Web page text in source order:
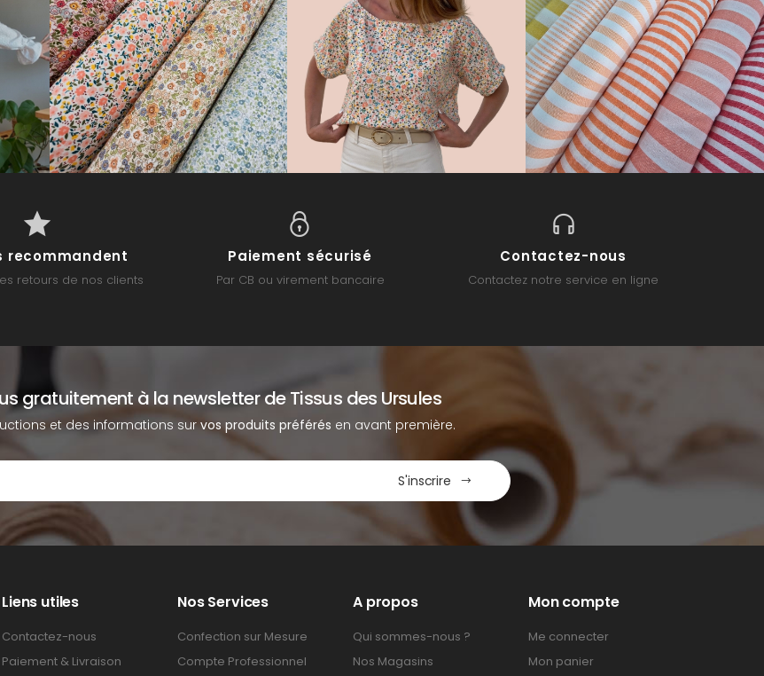
recommandent
retours de nos clients
Paiement sécurisé
Par CB ou virement bancaire
Contactez-nous
Contactez notre service en ligne
gratuitement à la newsletter de Tissus des Ursules
et des informations survos produits préférés en avant première.
S'inscrire
Liens utiles
Contactez-nous
Paiement & Livraison
Nos Services
Confection sur Mesure
Compte Professionnel
A propos
Qui sommes-nous ?
Nos Magasins
Mon compte
Me connecter
Mon panier